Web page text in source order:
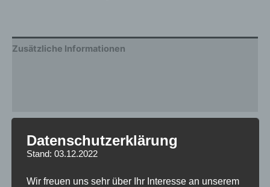
Zusätzliche Informationen
Breite
Design SL-01
Datenschutzerklärung
Stand: 03.12.2022
Wir freuen uns sehr über Ihr Interesse an unserem